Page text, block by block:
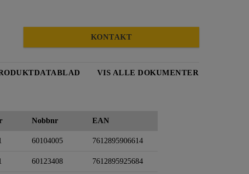
KONTAKT
VIS ALLE DOKUMENTER
Nobbnr EAN
60104005 7612895906614
60123408 7612895925684